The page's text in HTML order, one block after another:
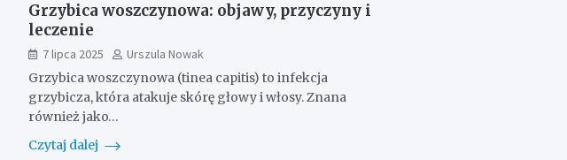
Grzybica woszczynowa: objawy, przyczyny i
leczenie
7 lipca 2025
Urszula Nowak
Grzybica woszczynowa (tinea capitis) to infekcja
grzybicza, która atakuje skórę głowy i włosy. Znana
również jako…
Czytaj dalej